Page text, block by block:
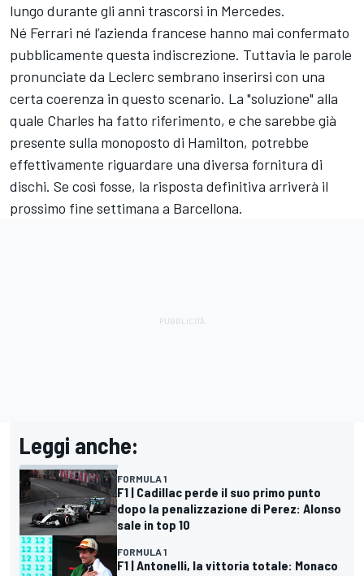
lungo durante gli anni trascorsi in Mercedes.
Né Ferrari né l’azienda francese hanno mai confermato
pubblicamente questa indiscrezione. Tuttavia le parole
pronunciate da Leclerc sembrano inserirsi con una
certa coerenza in questo scenario. La "soluzione" alla
quale Charles ha fatto riferimento, e che sarebbe già
presente sulla monoposto di Hamilton, potrebbe
effettivamente riguardare una diversa fornitura di
dischi. Se così fosse, la risposta definitiva arriverà il
prossimo fine settimana a Barcellona.
Leggi anche:
FORMULA 1
F1 | Cadillac perde il suo primo punto
dopo la penalizzazione di Perez: Alonso
sale in top 10
FORMULA 1
F1 | Antonelli, la vittoria totale: Monaco